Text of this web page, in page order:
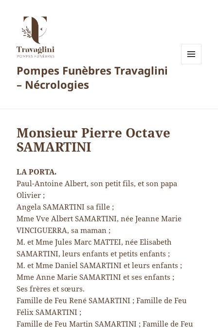
Pompes Funèbres Travaglini
– Nécrologies
Monsieur Pierre Octave
SAMARTINI
LA PORTA.
Paul-Antoine Albert, son petit fils, et son papa
Olivier ;
Angela SAMARTINI sa fille ;
Mme Vve Albert SAMARTINI, née Jeanne Marie
VINCIGUERRA, sa maman ;
M. et Mme Jules Marc MATTEI, née Elisabeth
SAMARTINI, leurs enfants et petits enfants ;
M. et Mme Daniel SAMARTINI et leurs enfants ;
Mme Anne Marie SAMARTINI et ses enfants ;
Ses frères et sœurs.
Famille de Feu René SAMARTINI ; Famille de Feu
Félix SAMARTINI ;
Famille de Feu Martin SAMARTINI ; Famille de Feu